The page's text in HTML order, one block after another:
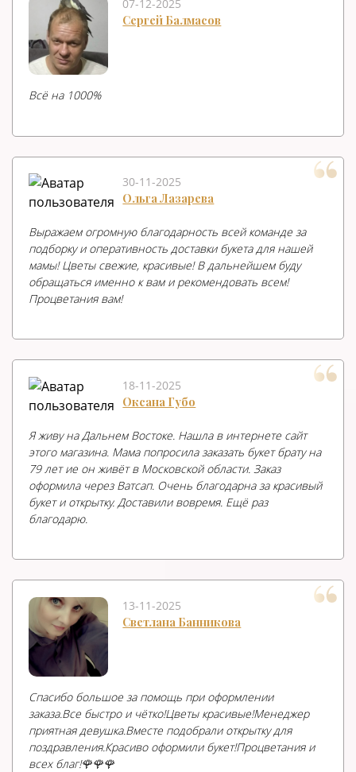
07-12-2025
Сергей Балмасов
Всë на 1000%
30-11-2025
Ольга Лазарева
Выражаем огромную благодарность всей команде за
подборку и оперативность доставки букета для нашей
мамы! Цветы свежие, красивые! В дальнейшем буду
обращаться именно к вам и рекомендовать всем!
Процветания вам!
18-11-2025
Оксана Губо
Я живу на Дальнем Востоке. Нашла в интернете сайт
этого магазина. Мама попросила заказать букет брату на
79 лет ие он живёт в Московской области. Заказ
оформила через Ватсап. Очень благодарна за красивый
букет и открытку. Доставили вовремя. Ещё раз
благодарю.
13-11-2025
Светлана Банникова
Спасибо большое за помощь при оформлении
заказа.Все быстро и чётко!Цветы красивые!Менеджер
приятная девушка.Вместе подобрали открытку для
поздравления.Красиво оформили букет!Процветания и
всех благ!🌹🌹🌹